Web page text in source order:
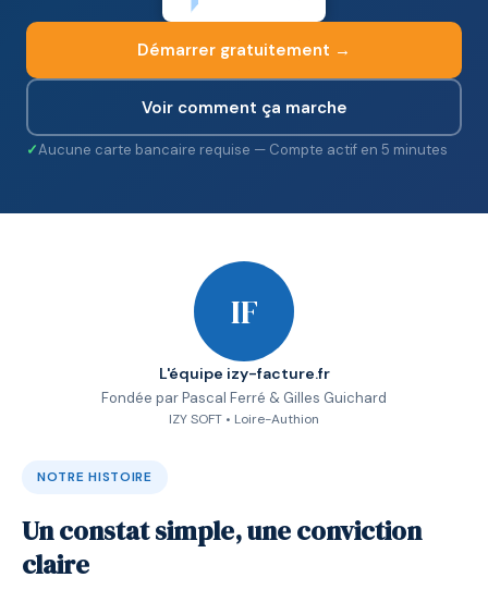
Démarrer gratuitement →
Voir comment ça marche
Aucune carte bancaire requise — Compte actif en 5 minutes
NOTRE HISTOIRE
Un constat simple, une conviction
claire
IF
L'équipe izy-facture.fr
Fondée par Pascal Ferré & Gilles Guichard
IZY SOFT • Loire-Authion